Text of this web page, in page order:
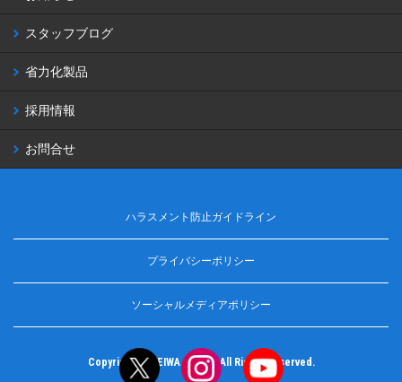
スタッフブログ
省力化製品
採用情報
お問合せ
ハラスメント防止ガイドライン
プライバシーポリシー
ソーシャルメディアポリシー
Copyright © MEIWA Co.,ltd. All Rights Reserved.